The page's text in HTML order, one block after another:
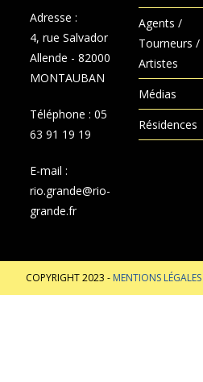
Adresse :
4, rue Salvador
Allende - 82000
MONTAUBAN
Téléphone :05
63 91 19 19
E-mail :
rio.grande@rio-
grande.fr
Agents /
Tourneurs /
Artistes
Médias
Résidences
COPYRIGHT 2023 - MENTIONS LÉGALES